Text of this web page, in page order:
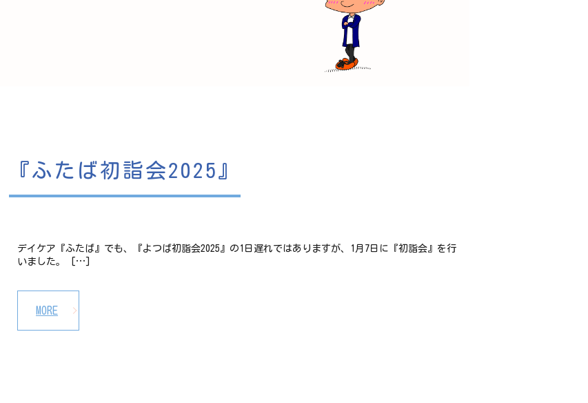
『ふたば初詣会2025』
デイケア『ふたば』でも、『よつば初詣会2025』の1日遅れではありますが、1月7日に『初詣会』を行
いました。 […]
MORE